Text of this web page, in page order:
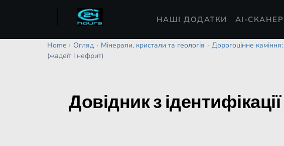
НАШІ ДОДАТКИ AI-
Home › Огляд › Мінерали, кристали та геологія › Дорогоцінне каміння:
(жадеїт і нефрит)
Довідник з